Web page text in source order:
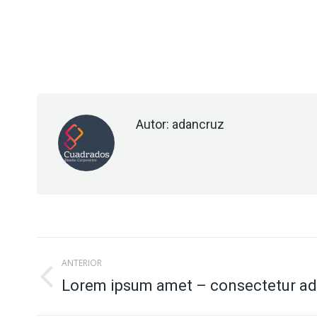
Autor: adancruz
Navegación
entre
ANTERIOR
Publicación
Lorem ipsum amet – consectetur